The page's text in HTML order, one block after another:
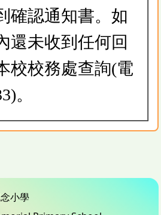
確認通知書。如
還未收到任何回
校校務處查詢(電
。
小學